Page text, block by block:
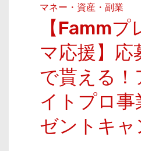
マネー・資産・副業
【Famm
マ応援】応
で貰える！
イトプロ事
ゼントキャ